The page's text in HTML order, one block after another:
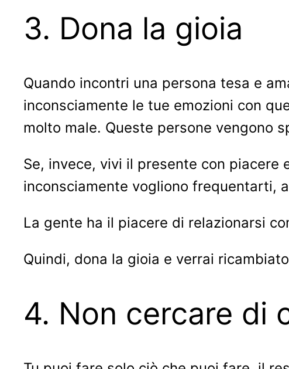
3. Dona la gioia
Quando incontri una persona tesa e
inconsciamente le tue emozioni con
molto male. Queste persone vengono
Se, invece, vivi il presente con
inconsciamente vogliono frequentarti,
La gente ha il piacere di relazionarsi
Quindi, dona la gioia e verrai
4. Non cercare di